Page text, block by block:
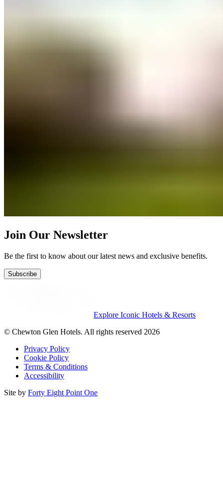
Join Our Newsletter
Be the first to know about our latest news and exclusive benefits.
Subscribe
Explore Iconic Hotels & Resorts
© Chewton Glen Hotels. All rights reserved 2026
Privacy Policy
Cookie Policy
Terms & Conditions
Accessibility
Site by Forty Eight Point One